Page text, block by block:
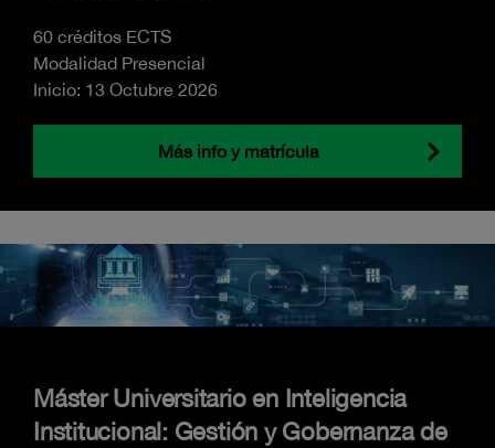
60 créditos ECTS
Modalidad Presencial
Inicio: 13 Octubre 2026
Más info y matrícula
Máster Universitario en Inteligencia
Institucional: Gestión y Gobernanza de